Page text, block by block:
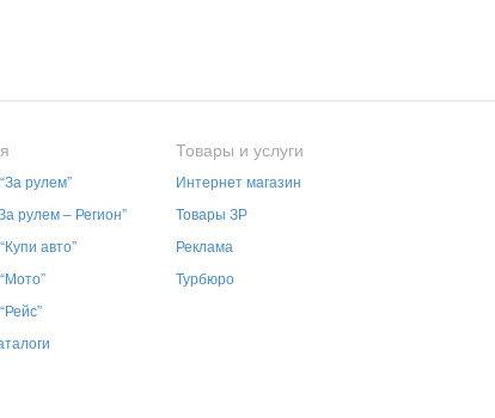
рулем”
рулем – Регион”
авто”
Товары и услуги
Интернет магазин
Товары ЗР
Реклама
Турбюро